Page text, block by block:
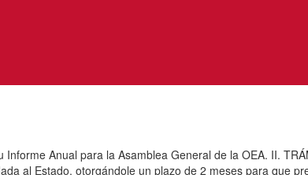
Anual para la Asamblea General de la OEA. II.
al Estado, otorgándole un plazo de 2 meses para que